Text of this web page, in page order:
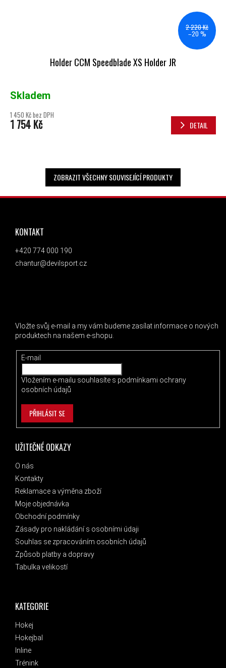
2 220 Kč
–20 %
Holder CCM Speedblade XS Holder JR
Skladem
1 450 Kč bez DPH
1 754 Kč DETAIL
ZOBRAZIT VŠECHNY SOUVISEJÍCÍ PRODUKTY
ZÁPATÍ
KATEGORIE
Hokej
Hokejbal
Inline
Trénink
UŽITEČNÉ ODKAZY
O nás
Kontakty
Reklamace a výměna zboží
Moje objednávka
Obchodní podmínky
Zásady pro nakládání s osobními údaji
Souhlas se zpracováním osobních údajů
Způsob platby a dopravy
Tabulka velikostí
KONTAKT
+420 774 000 190
chantur@devilsport.cz
Vložte svůj e-mail a my vám budeme zasílat informace o nových
produktech na našem e-shopu.
E-mail
Vložením e-mailu souhlasíte s podmínkami ochrany
osobních údajů
PŘIHLÁSIT SE